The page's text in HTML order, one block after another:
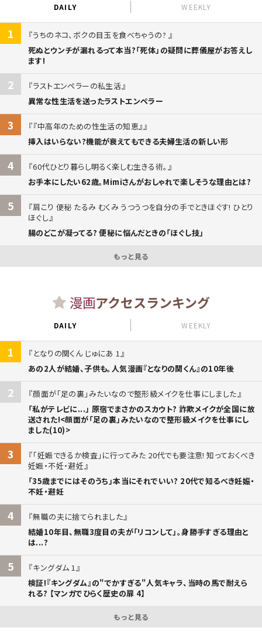
DAILY WEEKLY
1
うちのネコ、ボクの目玉を食べちゃうの?
死ぬとウンチが漏れるって本当?「死体」の疑問に葬儀屋がお答えし
ます!
2
ラストエンペラーの私生活
異常な性生活を送ったラストエンペラー
3
『中高年のための性生活の知恵』
挿入はいらない?機能が衰えてもできる夫婦生活の新しい形
4
60代ひとり暮らし明るく楽しむ生きる術。
お手本にしたい62歳。Mimiさんがおしゃれで楽しそうな理由とは?
5
肩こり 便秘 たるみ むくみ うつうつを自分の手でときほぐす! ひとり
ほぐし
腸のどこが凝ってる? 便秘に悩んだときの「ほぐし技」
もっと見る
漫画アクセスランキング
DAILY WEEKLY
1
となりの関くん じゅにあ 1
あの2人が結婚、子供も。人気漫画『となりの関くん』の10年後
2
顔面が「足の裏」みたいなので整形級メイクを仕事にしました
「私がテレビに...」 原宿でまさかのスカウト? 詐欺メイクが全国に放
送された!<顔面が「足の裏」みたいなので整形級メイクを仕事にし
ました(10)>
3
「妊娠できるか検査」に行ってみた 20代でも要注意! 知っておくべき
妊娠・不妊・避妊
「35歳までにはそのうち」本当にそれでいい? 20代で知るべき妊娠・
不妊・避妊
4
無職の夫に捨てられました
結婚10年目、無職3度目の夫が「リコンして」。身勝手すぎる理由と
は...?
5
キングダム 1
検証!『キングダム』の"でかすぎる"人気キャラ、当時の馬で耐えら
れる? 【マンガでひらく歴史の扉 4】
もっと見る